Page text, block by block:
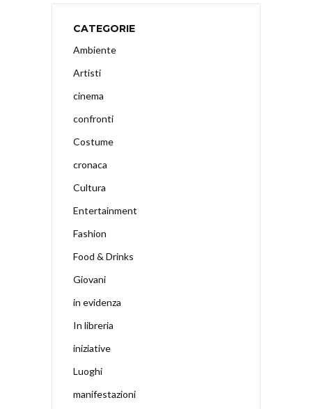
CATEGORIE
Ambiente
Artisti
cinema
confronti
Costume
cronaca
Cultura
Entertainment
Fashion
Food & Drinks
Giovani
in evidenza
In libreria
iniziative
Luoghi
manifestazioni